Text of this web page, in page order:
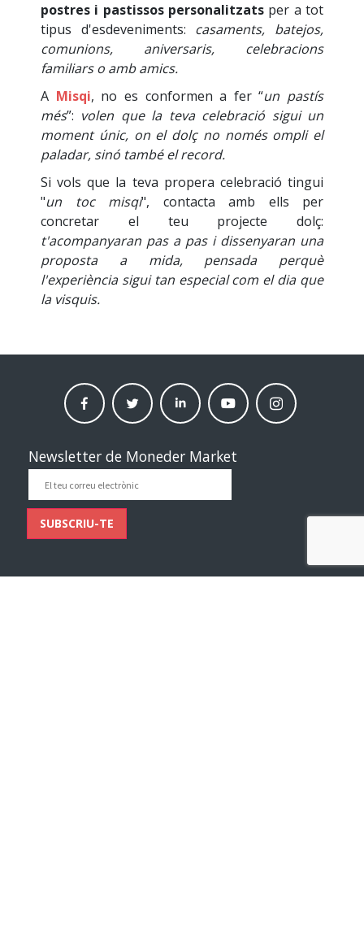
postres i pastissos personalitzats per a tot
tipus d'esdeveniments: casaments, batejos,
comunions, aniversaris, celebracions
familiars o amb amics.
A Misqi, no es conformen a fer “un pastís
més”: volen que la teva celebració sigui un
moment únic, on el dolç no només ompli el
paladar, sinó també el record.
Si vols que la teva propera celebració tingui
"un toc misqi", contacta amb ells per
concretar el teu projecte dolç:
t'acompanyaran pas a pas i dissenyaran una
proposta a mida, pensada perquè
l'experiència sigui tan especial com el dia que
la visquis.
facebook
moneder
twitter
moneder
linkedin
moneder
Youtube
moneder
instagram
moneder
Newsletter de Moneder Market
teu
correu
electrònic
SUBSCRIU-TE